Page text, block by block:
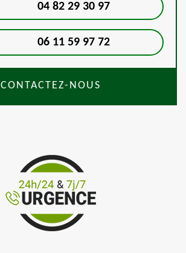
04 82 29 30 97
06 11 59 97 72
CONTACTEZ-NOUS